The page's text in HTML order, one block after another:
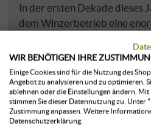
In der ersten Dekade dieses
dem Winzerbetrieb eine
Vertriebsabteilung
Hektar großen, mit Reben
allein 93 Hektar für Vino
registriert. Neben der
dem Großbetrieb auch die
WIR BENÖTIGEN IHRE
Einige Cookies sind für die Nutzung des
Angebot zu analysieren und zu optimieren.
ablehnen oder die Einstellungen ändern.
stimmen Sie dieser Datennutzung zu. Unter
Zustimmung anpassen. Weitere
Datenschutzerklärung.